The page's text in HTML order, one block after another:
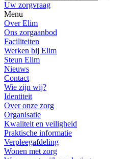
Uw zorgvraag
Menu
Over Elim
Ons zorgaanbod
Faciliteiten
Werken bij Elim
Steun Elim
Nieuws
Contact
Wie zijn wij?
Identiteit
Over onze zorg
Organisatie
Kwaliteit en veiligheid
Praktische informatie
Verpleegafdeling
Wonen met zorg